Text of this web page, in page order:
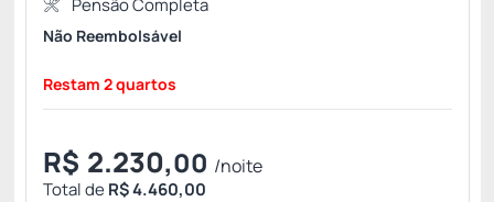
Pensão Completa
Não Reembolsável
Restam 2 quartos
R$ 2.230,00 /noite
Total deR$ 4.460,00